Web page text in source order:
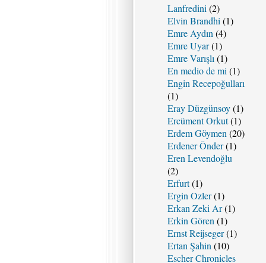
Lanfredini (2)
Elvin Brandhi (1)
Emre Aydın (4)
Emre Uyar(1)
Emre Varışlı (1)
En medio de mi (1)
Engin Recepoğulları
(1)
Eray Düzgünsoy(1)
Ercüment Orkut(1)
Erdem Göymen (20)
Erdener Önder(1)
Eren Levendoğlu
(2)
Erfurt(1)
Ergin Ozler(1)
Erkan Zeki Ar(1)
Erkin Gören (1)
Ernst Reijseger(1)
Ertan Şahin (10)
Escher Chronicles